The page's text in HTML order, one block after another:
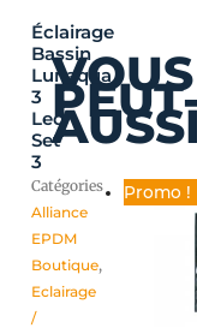
Éclairage
Bassin
Lunaqua
3
Led
Set
3
Catégories
Alliance
EPDM
Boutique,
Eclairage
/
Promo !